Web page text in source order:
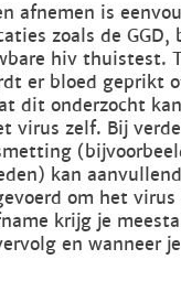
afnemen is
zoals de
hiv thuistest.
er bloed geprikt
dit onderzocht
virus zelf. Bij
kan
om het virus
krijg je
en wanneer